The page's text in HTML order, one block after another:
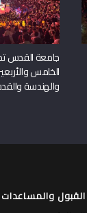
جامعة القدس
الخامس
والهندسة
القبول والمساعدات